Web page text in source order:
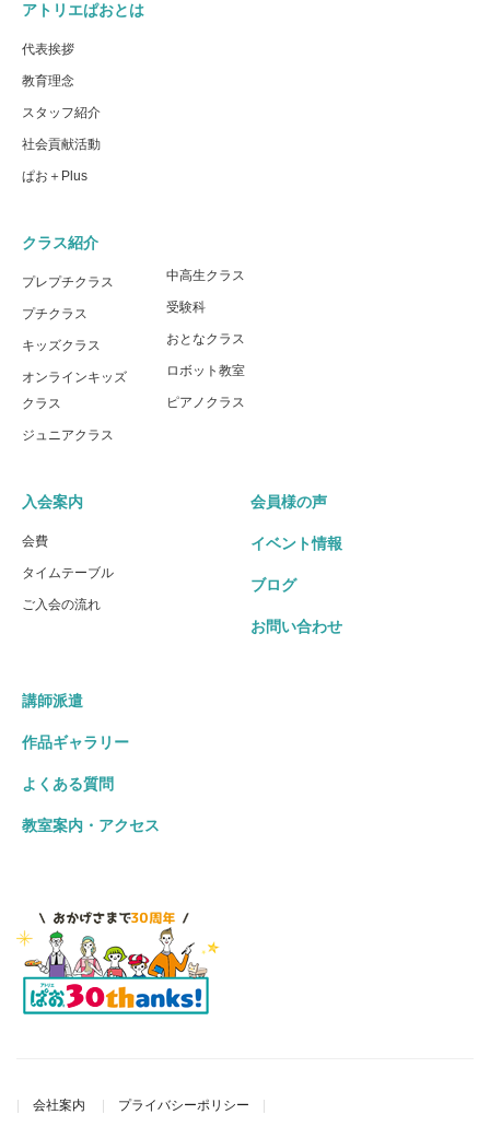
アトリエぱおとは
代表挨拶
教育理念
スタッフ紹介
社会貢献活動
ぱお＋Plus
クラス紹介
プレプチクラス
プチクラス
キッズクラス
オンラインキッズ
クラス
ジュニアクラス
中高生クラス
受験科
おとなクラス
ロボット教室
ピアノクラス
入会案内
会費
タイムテーブル
ご入会の流れ
会員様の声
イベント情報
ブログ
お問い合わせ
講師派遣
作品ギャラリー
よくある質問
教室案内・アクセス
会社案内 プライバシーポリシー